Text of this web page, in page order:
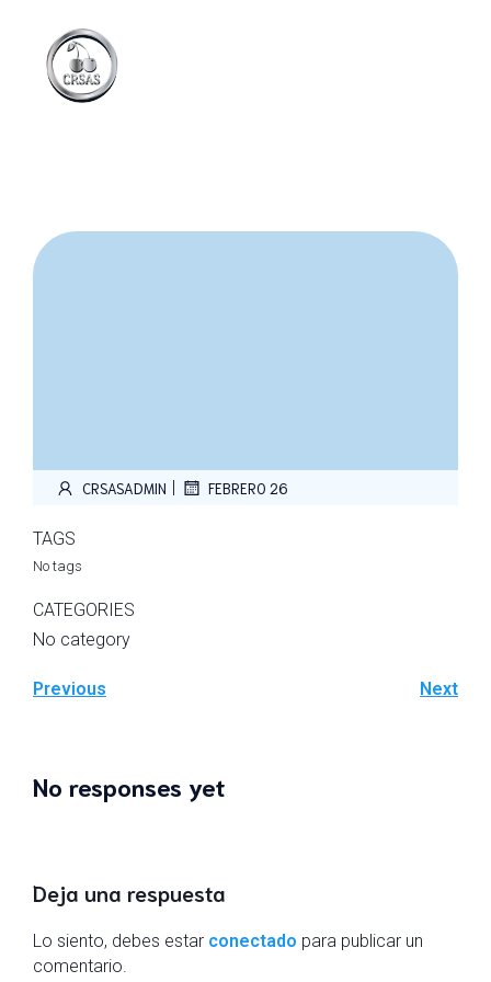
CRSASADMIN FEBRERO 26
TAGS
No tags
CATEGORIES
No category
Previous Next
No responses yet
Deja una respuesta
Lo siento, debes estar conectado para publicar un
comentario.